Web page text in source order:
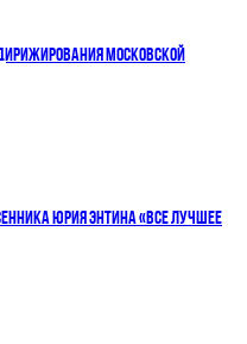
МОСКОВСКОЙ
ЮРИЯ ЭНТИНА «ВСЕ ЛУЧШЕЕ